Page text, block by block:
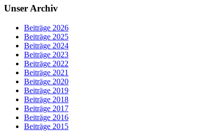
Unser Archiv
Beiträge 2026
Beiträge 2025
Beiträge 2024
Beiträge 2023
Beiträge 2022
Beiträge 2021
Beiträge 2020
Beiträge 2019
Beiträge 2018
Beiträge 2017
Beiträge 2016
Beiträge 2015